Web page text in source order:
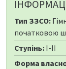
Тип ЗЗСО:
початковою
Ступінь: I-II
Форма